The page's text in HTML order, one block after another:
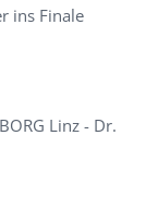
ins Finale
Linz - Dr.